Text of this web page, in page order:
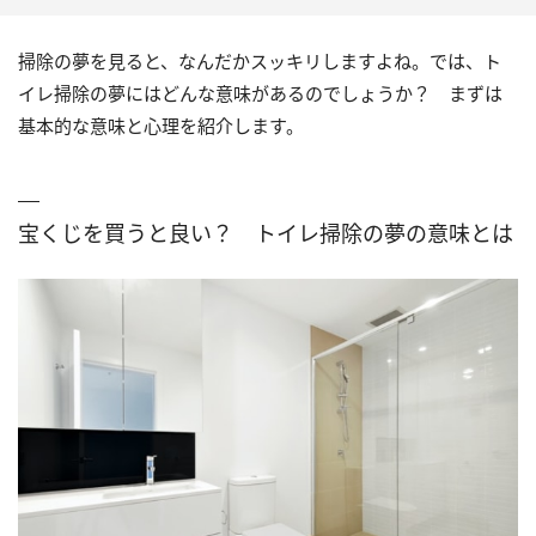
掃除の夢を見ると、なんだかスッキリしますよね。では、ト
イレ掃除の夢にはどんな意味があるのでしょうか？ まずは
基本的な意味と心理を紹介します。
宝くじを買うと良い？ トイレ掃除の夢の意味とは